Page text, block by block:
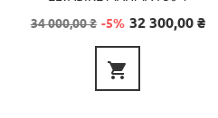
Базовая
цена
34 000,00 ₴ -5% Цена
32 300,00 ₴
